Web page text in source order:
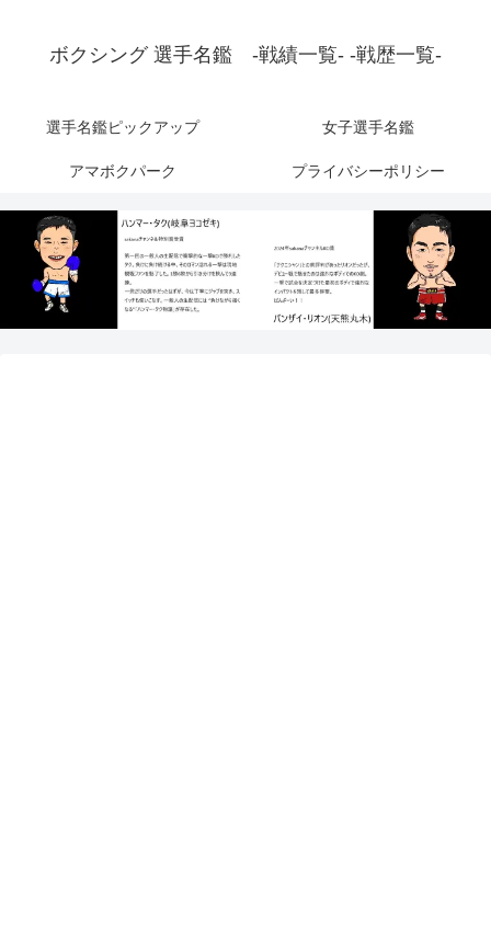
ボクシング 選手名鑑 -戦績一覧- -戦歴一覧-
選手名鑑ピックアップ 女子選手名鑑
アマボクパーク プライバシーポリシー